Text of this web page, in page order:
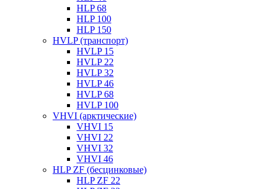
HLP 68
HLP 100
HLP 150
HVLP (транспорт)
HVLP 15
HVLP 22
HVLP 32
HVLP 46
HVLP 68
HVLP 100
VHVI (арктические)
VHVI 15
VHVI 22
VHVI 32
VHVI 46
HLP ZF (бесцинковые)
HLP ZF 22